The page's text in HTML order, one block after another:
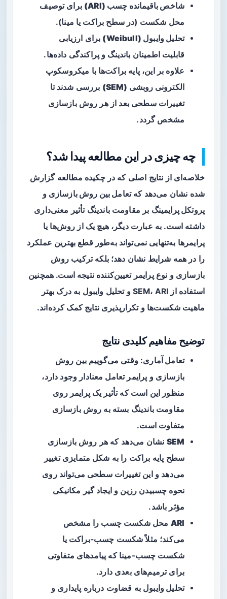
شاخص باقیمانده چسب (ARI)
برای توصیف
محل شکست (در سطح براکت یا مینا).
تحلیل وایبول (Weibull)
برای ارزیابی
قابلیت اطمینان باندینگ و پراکندگی داده‌ها.
علاوه بر این، پایه براکت‌ها با میکروسکوپ
الکترونی روبشی (SEM)
بررسی شدند تا
تغییرات سطحی بعد از هر روش بازسازی
مشخص گردد.
چه چیزی در این مطالعه پیدا شد؟
خلاصه‌ای از نتایج اصلی که در چکیده مطالعه گزارش
شده نشان می‌دهد کهتعامل بین روش بازسازی و
پروتکل پرایمینگ بر مقاومت باندینگ تأثیر معنی‌داری
داشته است. به عبارت دیگر، هیچ یک از روش‌ها یا
پرایمرها به‌تنهایی نمی‌تواند به‌طور قطع بهترین عملکرد
را در همه شرایط نشان دهد؛ بلکه ترکیب روش
بازسازی و نوع پرایمر تعیین‌کننده نتیجه است. همچنین
استفاده از SEM، ARI و تحلیل وایبول به درک بهتر
ماهیت شکست‌ها و تکرارپذیری نتایج کمک کرده‌اند.
توضیح مفاهیم کلیدی نتایج
تعامل آماری: وقتی می‌گوییم بین روش
بازسازی و پرایمر تعامل معنادار وجود دارد،
منظور این است که تأثیر یک پرایمر روی
مقاومت باندینگ بسته به روش بازسازی
متفاوت است.
SEM نشان می‌دهد که هر روش بازسازی
سطح پایه براکت را به شکل متمایزی تغییر
می‌دهد و این تغییرات سطحی می‌تواند روی
نحوه چسبیدن رزین و ایجاد گیر مکانیکی
مؤثر باشد.
ARI محل شکست چسب را مشخص
می‌کند؛ مثلاً شکست چسب-براکت یا
شکست چسب-مینا که پیامدهای متفاوتی
برای ترمیم‌های بعدی دارد.
تحلیل وایبول به قضاوت درباره پایداری و